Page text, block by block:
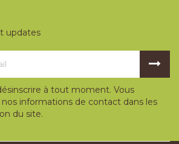
updates
à tout moment. Vous
informations de contact dans les
du site.